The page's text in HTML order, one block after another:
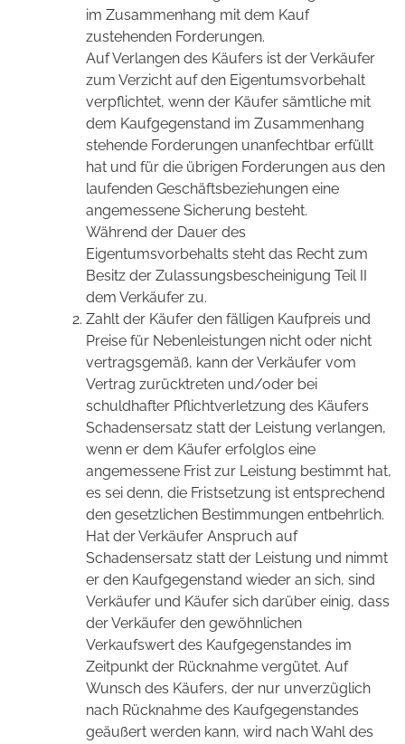
im Zusammenhang mit dem Kauf
zustehenden Forderungen.
Auf Verlangen des Käufers ist der Verkäufer
zum Verzicht auf den Eigentumsvorbehalt
verpflichtet, wenn der Käufer sämtliche mit
dem Kaufgegenstand im Zusammenhang
stehende Forderungen unanfechtbar erfüllt
hat und für die übrigen Forderungen aus den
laufenden Geschäftsbeziehungen eine
angemessene Sicherung besteht.
Während der Dauer des
Eigentumsvorbehalts steht das Recht zum
Besitz der Zulassungsbescheinigung Teil II
dem Verkäufer zu.
Zahlt der Käufer den fälligen Kaufpreis und
Preise für Nebenleistungen nicht oder nicht
vertragsgemäß, kann der Verkäufer vom
Vertrag zurücktreten und/oder bei
schuldhafter Pflichtverletzung des Käufers
Schadensersatz statt der Leistung verlangen,
wenn er dem Käufer erfolglos eine
angemessene Frist zur Leistung bestimmt hat,
es sei denn, die Fristsetzung ist entsprechend
den gesetzlichen Bestimmungen entbehrlich.
Hat der Verkäufer Anspruch auf
Schadensersatz statt der Leistung und nimmt
er den Kaufgegenstand wieder an sich, sind
Verkäufer und Käufer sich darüber einig, dass
der Verkäufer den gewöhnlichen
Verkaufswert des Kaufgegenstandes im
Zeitpunkt der Rücknahme vergütet. Auf
Wunsch des Käufers, der nur unverzüglich
nach Rücknahme des Kaufgegenstandes
geäußert werden kann, wird nach Wahl des